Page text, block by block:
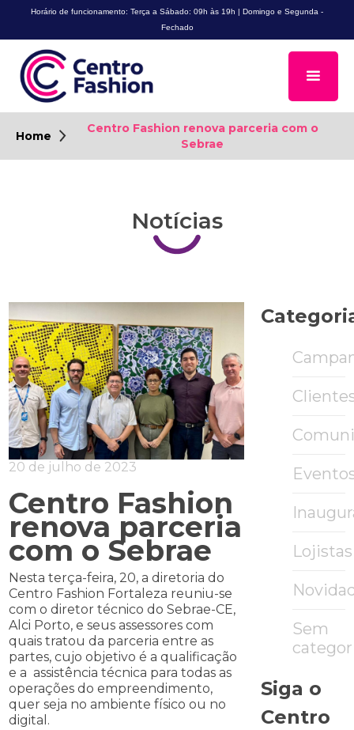
Horário de funcionamento: Terça a Sábado: 09h às 19h | Domingo e Segunda -
Fechado
Home
Centro Fashion renova parceria com o
Sebrae
Notícias
20 de julho de 2023
Centro Fashion
renova parceria
com o Sebrae
Nesta terça-feira, 20, a diretoria do
Centro Fashion Fortaleza reuniu-se
com o diretor técnico do Sebrae-CE,
Alci Porto, e seus assessores com
quais tratou da parceria entre as
partes, cujo objetivo é a qualificação
e a assistência técnica para todas as
operações do empreendimento,
quer seja no ambiente físico ou no
digital.
Lojistas
Sem
Siga o
Centro